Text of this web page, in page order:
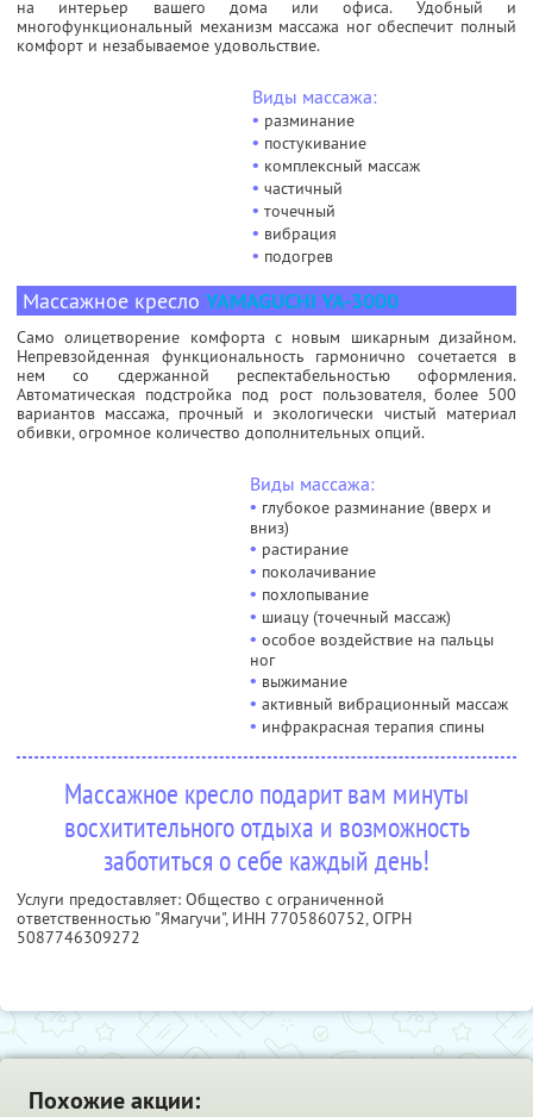
на интерьер вашего дома или офиса. Удобный и
многофункциональный механизм массажа ног обеспечит полный
комфорт и незабываемое удовольствие.
Виды массажа:
• разминание
• постукивание
• комплексный массаж
• частичный
• точечный
• вибрация
• подогрев
Массажное кресло YAMAGUCHI YA-3000
Само олицетворение комфорта с новым шикарным дизайном.
Непревзойденная функциональность гармонично сочетается в
нем со сдержанной респектабельностью оформления.
Автоматическая подстройка под рост пользователя, более 500
вариантов массажа, прочный и экологически чистый материал
обивки, огромное количество дополнительных опций.
Виды массажа:
• глубокое разминание (вверх и
вниз)
• растирание
• поколачивание
• похлопывание
• шиацу (точечный массаж)
• особое воздействие на пальцы
ног
• выжимание
• активный вибрационный массаж
• инфракрасная терапия спины
Массажное кресло подарит вам минуты
восхитительного отдыха и возможность
заботиться о себе каждый день!
Услуги предоставляет: Общество с ограниченной
ответственностью "Ямагучи", ИНН 7705860752, ОГРН
5087746309272
Похожие акции: